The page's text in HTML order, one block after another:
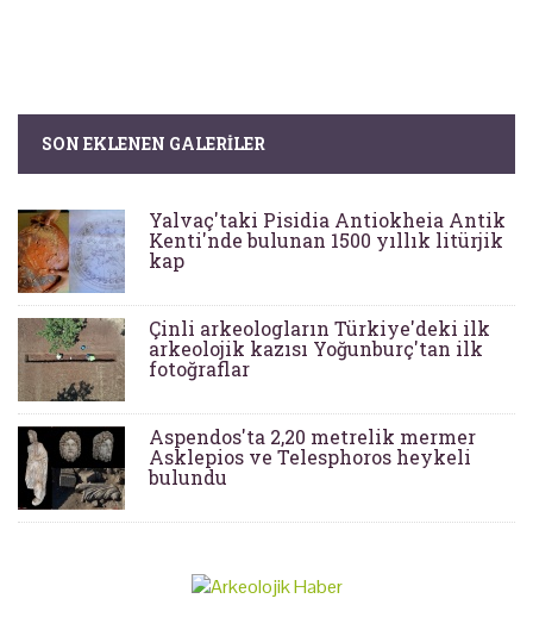
SON EKLENEN GALERILER
Yalvaç'taki Pisidia Antiokheia Antik
Kenti'nde bulunan 1500 yıllık litürjik
kap
Çinli arkeologların Türkiye'deki ilk
arkeolojik kazısı Yoğunburç'tan ilk
fotoğraflar
Aspendos'ta 2,20 metrelik mermer
Asklepios ve Telesphoros heykeli
bulundu